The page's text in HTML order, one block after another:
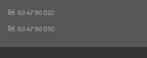
Tel. 68 47 90 822
Tel. 68 47 90 850